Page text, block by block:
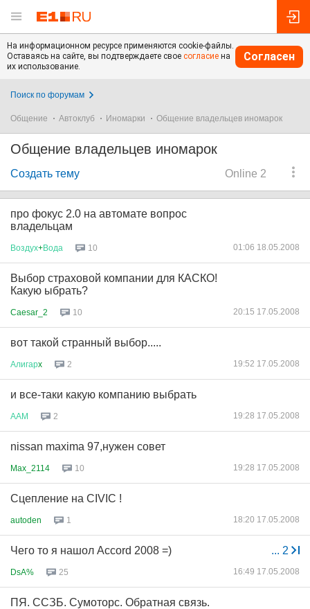
На информационном ресурсе применяются cookie-файлы.
Оставаясь на сайте, вы подтверждаете свое согласие на
их использование.
Согласен
Поиск по форумам
Общение Автоклуб Иномарки Общение владельцев иномарок
Общение владельцев иномарок
Online 2
Создать тему
про фокус 2.0 на автомате вопрос
владельцам
Воздух+Вода 10 01:06 18.05.2008
Выбор страховой компании для КАСКО!
Какую ыбрать?
Caesar_2 10 20:15 17.05.2008
вот такой странный выбор.....
Алигарx 2 19:52 17.05.2008
и все-таки какую компанию выбрать
ААМ 2 19:28 17.05.2008
nissan maximа 97,нужен совет
Max_2114 10 19:28 17.05.2008
Сцепление на CIVIC !
autoden 1 18:20 17.05.2008
... 2
Чего то я нашол Accord 2008 =)
DsA% 25 16:49 17.05.2008
ПЯ. ССЗБ. Сумоторс. Обратная связь.